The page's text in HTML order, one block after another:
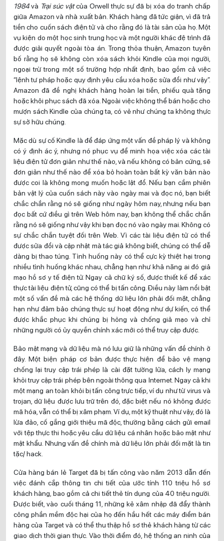
1984và Trại súc vậtcủa Orwell thực sự đã bị xóa do tranh chấp
giữa Amazon và nhà xuất bản. Khách hàng đã tức giận, vì đã trả
tiền cho cuốn sách điện tử và cho rằng đó là tài sản của họ. Một
vụ kiện do một học sinh trung học và một người khác đệ trình đã
được giải quyết ngoài tòa án. Trong thỏa thuận, Amazon tuyên
bố rằng họ sẽ không còn xóa sách khỏi Kindle của mọi người,
ngoại trừ trong một số trường hợp nhất định, bao gồm cả việc
“lệnh tư pháp hoặc quy định yêu cầu xóa hoặc sửa đổi như vậy”.
Amazon đã đề nghị khách hàng hoàn lại tiền, phiếu quà tặng
hoặc khôi phục sách đã xóa. Ngoài việc không thể bán hoặc cho
mượn sách Kindle của chúng ta, có vẻ như chúng ta không thực
sự sở hữu chúng.
Mặc dù sự cố Kindle là để đáp ứng một vấn đề pháp lý và không
có ý định ác ý, nhưng nó phục vụ để minh họa việc xóa các tài
liệu điện tử đơn giản như thế nào, và nếu không có bản cứng, sẽ
đơn giản như thế nào để xóa bỏ hoàn toàn bất kỳ văn bản nào
được coi là không mong muốn hoặc lật đổ. Nếu bạn cầm phiên
bản vật lý của cuốn sách này vào ngày mai và đọc nó, bạn biết
chắc chắn rằng nó sẽ giống như ngày hôm nay, nhưng nếu bạn
đọc bất cứ điều gì trên Web hôm nay, bạn không thể chắc chắn
rằng nó sẽ giống như vậy khi bạn đọc nó vào ngày mai. Không có
sự chắc chắn tuyệt đối trên Web. Vì các tài liệu điện tử có thể
được sửa đổi và cập nhật mà tác giả không biết, chúng có thể dễ
dàng bị thao túng. Tình huống này có thể cực kỳ thiệt hại trong
nhiều tình huống khác nhau, chẳng hạn như khả năng ai đó giả
mạo hồ sơ y tế điện tử. Ngay cả chữ ký số, được thiết kế để xác
thực tài liệu điện tử, cũng có thể bị tấn công. Điều này làm nổi bật
một số vấn đề mà các hệ thống dữ liệu lớn phải đối mặt, chẳng
hạn như đảm bảo chúng thực sự hoạt động như dự kiến, có thể
được khắc phục khi chúng bị hỏng và chống giả mạo và chỉ
những người có ủy quyền chính xác mới có thể truy cập được.
Bảo mật mạng và dữ liệu mà nó lưu giữ là những vấn đề chính ở
đây. Một biện pháp cơ bản được thực hiện để bảo vệ mạng
chống lại truy cập trái phép là cài đặt tường lửa, cách ly mạng
khỏi truy cập trái phép bên ngoài thông qua Internet. Ngay cả khi
một mạng an toàn khỏi bị tấn công trực tiếp, ví dụ như từ virus và
trojan, dữ liệu được lưu trữ trên đó, đặc biệt nếu nó không được
mã hóa, vẫn có thể bị xâm phạm. Ví dụ, một kỹ thuật như vậy, đó là
lừa đảo, cố gắng giới thiệu mã độc, thường bằng cách gửi email
với tệp thực thi hoặc yêu cầu dữ liệu cá nhân hoặc bảo mật như
mật khẩu. Nhưng vấn đề chính mà dữ liệu lớn phải đối mặt là tin
tặc/ hack.
Cửa hàng bán lẻ Target đã bị tấn công vào năm 2013 dẫn đến
việc đánh cắp thông tin chi tiết của ước tính 110 triệu hồ sơ
khách hàng, bao gồm cả chi tiết thẻ tín dụng của 40 triệu người.
Được biết, vào cuối tháng 11, những kẻ xâm nhập đã đẩy thành
công phần mềm độc hại của họ đến hầu hết các máy điểm bán
hàng của Target và có thể thu thập hồ sơ thẻ khách hàng từ các
giao dịch thời gian thực. Vào thời điểm đó, hệ thống an ninh của